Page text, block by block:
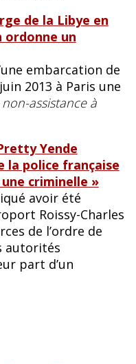
de la Libye en
ordonne un
embarcation de
2013 à Paris une
non-assistance à
Yende
la police française
criminelle »
avoir été
Roissy-Charles
de l’ordre de
autorités
part d’un